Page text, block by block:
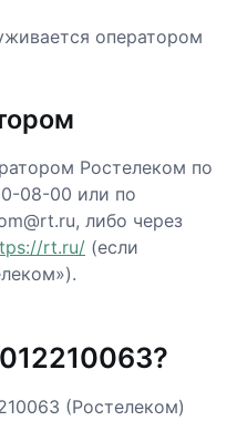
оператором
Ростелеком по
08-00 или по
либо через
rt.ru/ (если
(Ростелеком)